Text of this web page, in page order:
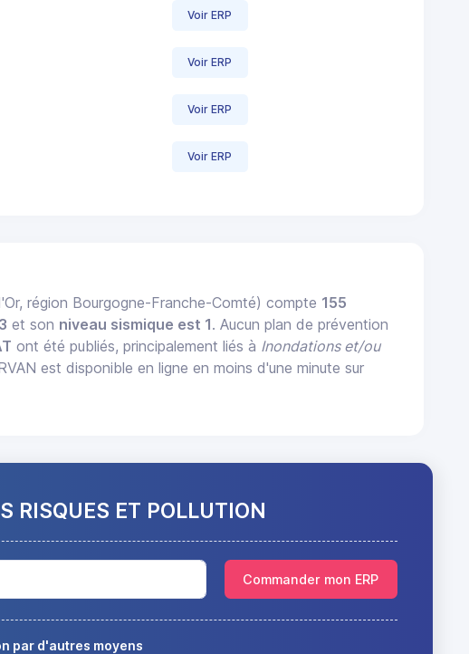
Voir ERP
Voir ERP
Voir ERP
Voir ERP
région Bourgogne-Franche-Comté) compte 155
et son niveau sismique est 1. Aucun plan de prévention
ont été publiés, principalement liés à Inondations et/ou
est disponible en ligne en moins d'une minute sur
RISQUES ET POLLUTION
Commander mon ERP
par d'autres moyens